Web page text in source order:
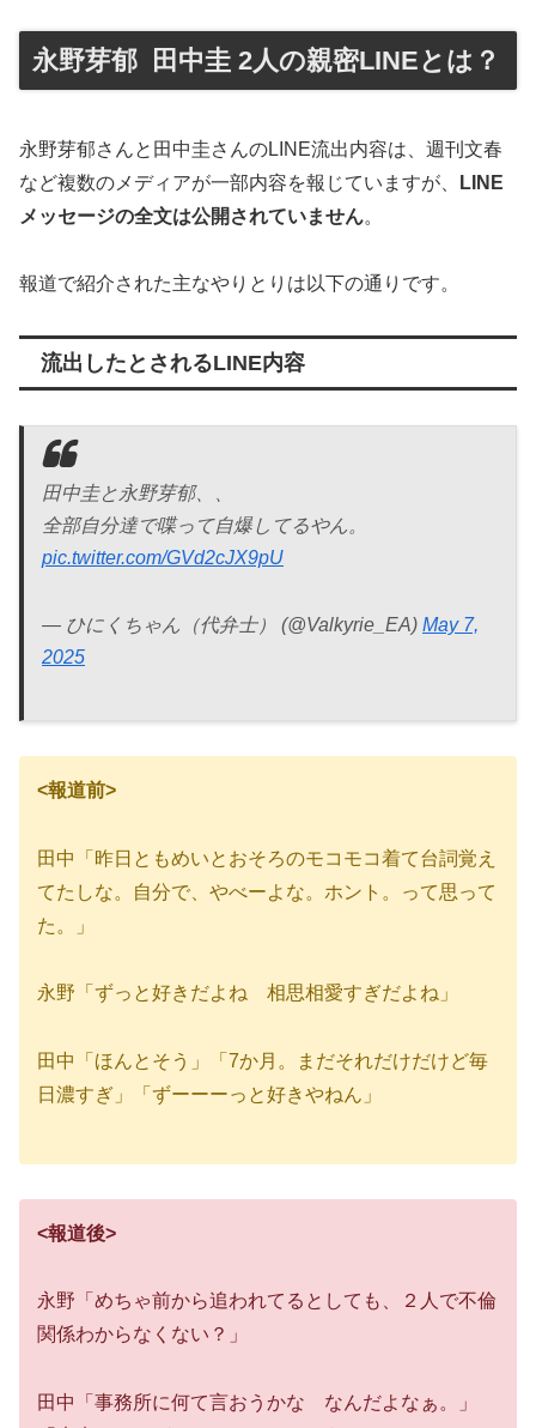
永野芽郁 田中圭 2人の親密LINEとは？
永野芽郁さんと田中圭さんのLINE流出内容は、週刊文春
など複数のメディアが一部内容を報じていますが、
LINE
メッセージの全文は公開されていません。
報道で紹介された主なやりとりは以下の通りです。
流出したとされるLINE内容
田中圭と永野芽郁、、
全部自分達で喋って自爆してるやん。
pic.twitter.com/GVd2cJX9pU
— ひにくちゃん（代弁士） (@Valkyrie_EA) May 7,
2025
<報道前>
田中「昨日ともめいとおそろのモコモコ着て台詞覚え
てたしな。自分で、やべーよな。ホント。って思って
た。」
永野「ずっと好きだよね 相思相愛すぎだよね」
田中「ほんとそう」「7か月。まだそれだけだけど毎
日濃すぎ」「ずーーーっと好きやねん」
<報道後>
永野「めちゃ前から追われてるとしても、２人で不倫
関係わからなくない？」
田中「事務所に何て言おうかな なんだよなぁ。」